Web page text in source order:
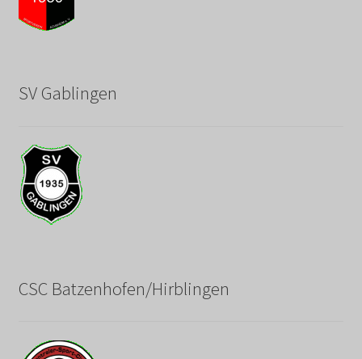
SV Gablingen
CSC Batzenhofen/Hirblingen